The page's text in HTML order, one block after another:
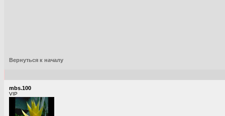
Вернуться к началу
mbs.100
VIP